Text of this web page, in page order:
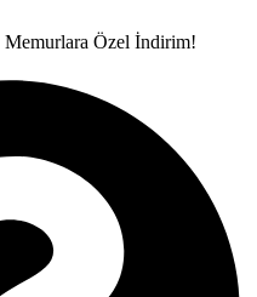
Memurlara Özel İndirim!